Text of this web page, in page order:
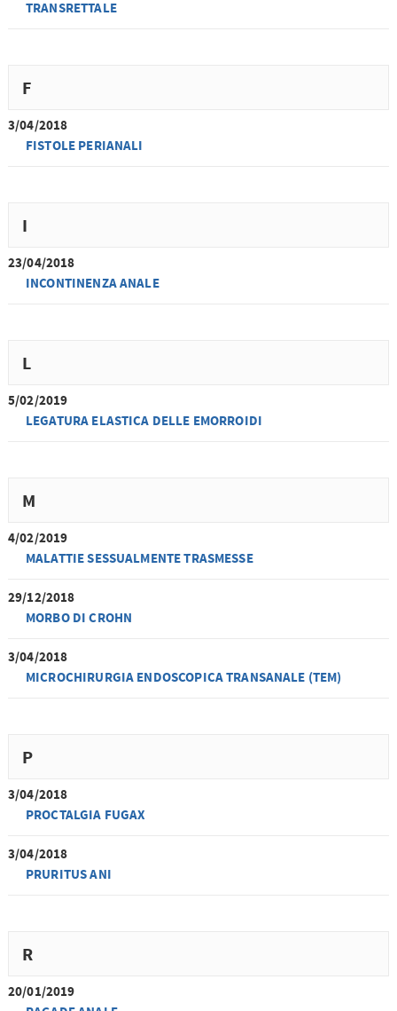
TRANSRETTALE
F
3/04/2018
FISTOLE PERIANALI
I
23/04/2018
INCONTINENZA ANALE
L
5/02/2019
LEGATURA ELASTICA DELLE EMORROIDI
M
4/02/2019
MALATTIE SESSUALMENTE TRASMESSE
29/12/2018
MORBO DI CROHN
3/04/2018
MICROCHIRURGIA ENDOSCOPICA TRANSANALE (TEM)
P
3/04/2018
PROCTALGIA FUGAX
3/04/2018
PRURITUS ANI
R
20/01/2019